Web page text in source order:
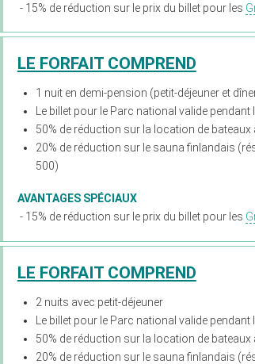
- 15% de réduction sur le prix du billet pour les
LE FORFAIT COMPREND
1 nuit en demi-pension (petit-déjeuner et
Le billet pour le Parc national valide pendant
50% de réduction sur la location de
20% de réduction sur le sauna finlandais
500)
AVANTAGES SPÉCIAUX
- 15% de réduction sur le prix du billet pour les
LE FORFAIT COMPREND
2 nuits avec petit-déjeuner
Le billet pour le Parc national valide pendant
50% de réduction sur la location de
20% de réduction sur le sauna finlandais